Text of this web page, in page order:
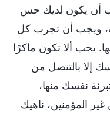
أن يكون لديك حس
ويجب أن تجرب كل
يجب ألا تكون ماكرًا
إلا بالتنصل من
نفسك منها،
المؤمنين، ناهيك